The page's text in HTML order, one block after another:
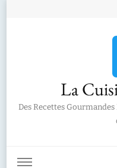
La
Des Recettes